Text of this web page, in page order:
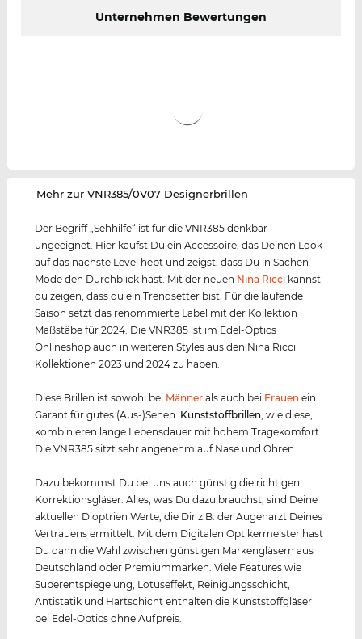
Unternehmen Bewertungen
‌Mehr zur VNR385/0V07 Designerbrillen
Der Begriff „Sehhilfe“ ist für die VNR385 denkbar
ungeeignet. Hier kaufst Du ein Accessoire, das Deinen Look
auf das nächste Level hebt und zeigst, dass Du in Sachen
Mode den Durchblick hast. Mit der neuen Nina Ricci kannst
du zeigen, dass du ein Trendsetter bist. Für die laufende
Saison setzt das renommierte Label mit der Kollektion
Maßstäbe für 2024. Die VNR385 ist im Edel-Optics
Onlineshop auch in weiteren Styles aus den Nina Ricci
Kollektionen 2023 und 2024 zu haben.
Diese Brillen ist sowohl bei Männer als auch bei Frauen ein
Garant für gutes (Aus-)Sehen. Kunststoffbrillen , wie diese,
kombinieren lange Lebensdauer mit hohem Tragekomfort.
Die VNR385 sitzt sehr angenehm auf Nase und Ohren.
Dazu bekommst Du bei uns auch günstig die richtigen
Korrektionsgläser. Alles, was Du dazu brauchst, sind Deine
aktuellen Dioptrien Werte, die Dir z.B. der Augenarzt Deines
Vertrauens ermittelt. Mit dem Digitalen Optikermeister hast
Du dann die Wahl zwischen günstigen Markengläsern aus
Deutschland oder Premiummarken. Viele Features wie
Superentspiegelung, Lotuseffekt, Reinigungsschicht,
Antistatik und Hartschicht enthalten die Kunststoffgläser
bei Edel-Optics ohne Aufpreis.